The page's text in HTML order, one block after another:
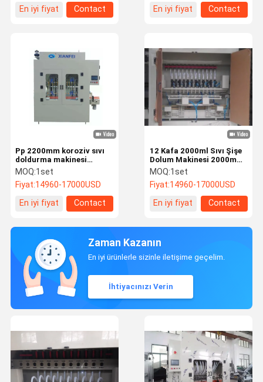
En iyi fiyat
Contact
En iyi fiyat
Contact
Pp 2200mm koroziv sıvı
doldurma makinesi
1000ml otomatik
dezenfektan doldurma
makinesi
MOQ:1set
Fiyat:14960-17000USD
En iyi fiyat
Contact
12 Kafa 2000ml Sıvı Şişe
Dolum Makinesi 2000mm
Plastik Şişe Paketleme
Makinesi
MOQ:1set
Fiyat:14960-17000USD
En iyi fiyat
Contact
Zaman Kazanın
En iyi ürünlerle sizinle iletişime geçelim.
İhtiyacınızı Verin